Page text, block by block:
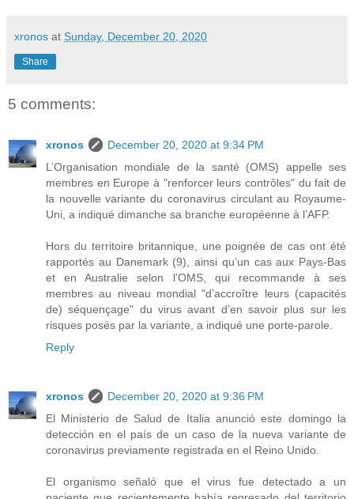
xronos at Sunday, December 20, 2020
Share
5 comments:
xronos
December 20, 2020 at 9:34 PM
L’Organisation mondiale de la santé (OMS) appelle ses
membres en Europe à "renforcer leurs contrôles" du fait de
la nouvelle variante du coronavirus circulant au Royaume-
Uni, a indiqué dimanche sa branche européenne à l’AFP.
Hors du territoire britannique, une poignée de cas ont été
rapportés au Danemark (9), ainsi qu’un cas aux Pays-Bas
et en Australie selon l’OMS, qui recommande à ses
membres au niveau mondial "d’accroître leurs (capacités
de) séquençage" du virus avant d’en savoir plus sur les
risques posés par la variante, a indiqué une porte-parole.
Reply
xronos
December 20, 2020 at 9:36 PM
El Ministerio de Salud de Italia anunció este domingo la
detección en el país de un caso de la nueva variante de
coronavirus previamente registrada en el Reino Unido.
El organismo señaló que el virus fue detectado a un